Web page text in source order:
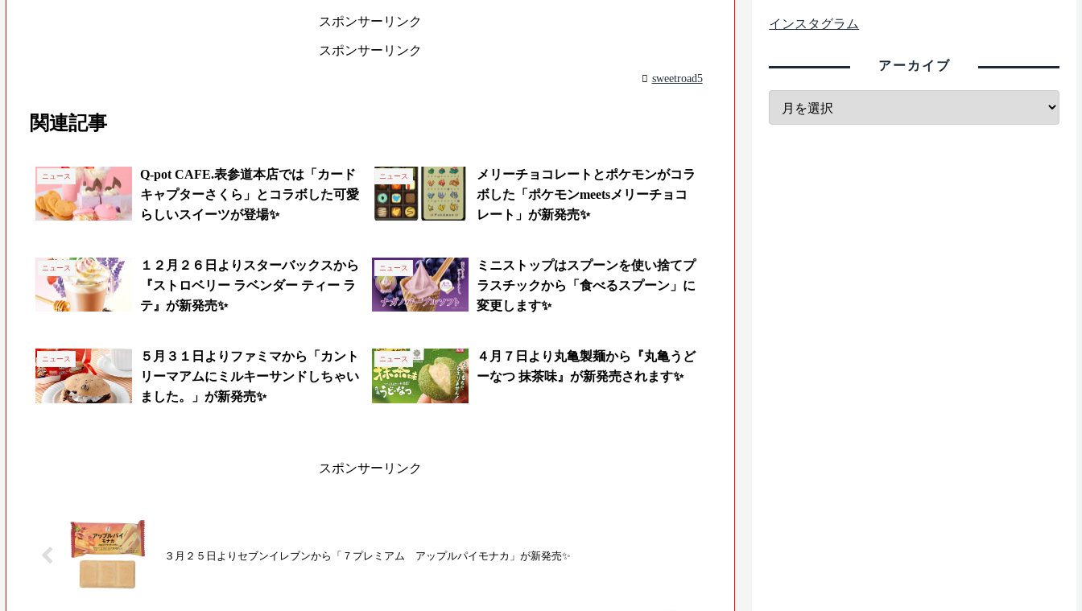
スポンサーリンク
スポンサーリンク
sweetroad5
関連記事
ニュース
Q-pot CAFE.表参道本店では「カード
キャプターさくら」とコラボした可愛
らしいスイーツが登場✨
ニュース
メリーチョコレートとポケモンがコラ
ボした「ポケモンmeetsメリーチョコ
レート」が新発売✨
ニュース
１２月２６日よりスターバックスから
『ストロベリー ラベンダー ティー ラ
テ』が新発売✨
ニュース
ミニストップはスプーンを使い捨てプ
ラスチックから「食べるスプーン」に
変更します✨
ニュース
５月３１日よりファミマから「カント
リーマアムにミルキーサンドしちゃい
ました。」が新発売✨
ニュース
４月７日より丸亀製麺から『丸亀うど
ーなつ 抹茶味』が新発売されます✨
スポンサーリンク
３月２５日よりセブンイレブンから「７プレミアム アップルパイモナカ」が新発売✨
インスタグラム
アーカイブ